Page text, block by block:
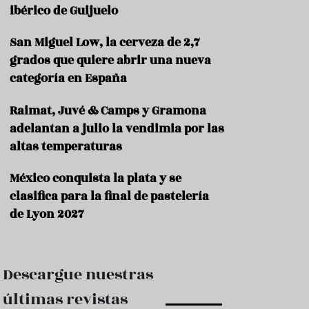
a
u
r
t
s
m
o
ibérico de Guijuelo
San Miguel Low, la cerveza de 2,7
grados que quiere abrir una nueva
categoría en España
Raimat, Juvé & Camps y Gramona
adelantan a julio la vendimia por las
altas temperaturas
México conquista la plata y se
clasifica para la final de pastelería
de Lyon 2027
Descargue nuestras
últimas revistas